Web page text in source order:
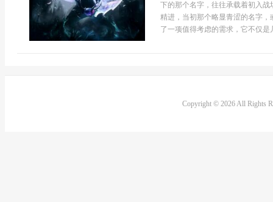
下的那个名字，往往承载着初入
精进，当初那个略显青涩的名字
了一项值得考虑的需求，它不仅是
Copyright © 2026 All Rights